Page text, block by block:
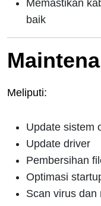
Memastikan
baik
Meliputi:
Update sistem
Update driver
Pembersihan
Optimasi
Scan virus dan